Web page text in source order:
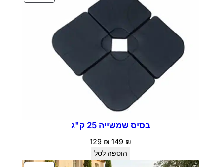
במבצע
בסיס שמשייה 25 ק"ג
149₪
המחיר
המקורי
היה:
129 ₪
המחיר
הוא:
הוספה לסל